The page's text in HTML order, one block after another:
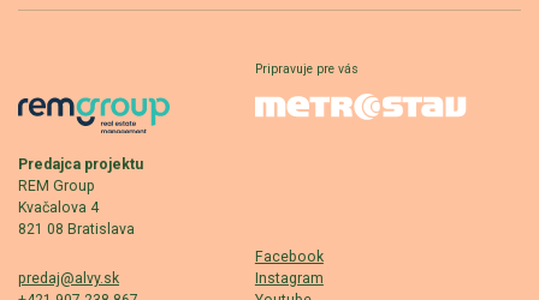
Predajca projektu
REM Group
Kvačalova 4
821 08 Bratislava
Pripravuje pre vás
predaj@alvy.sk
Facebook
Instagram